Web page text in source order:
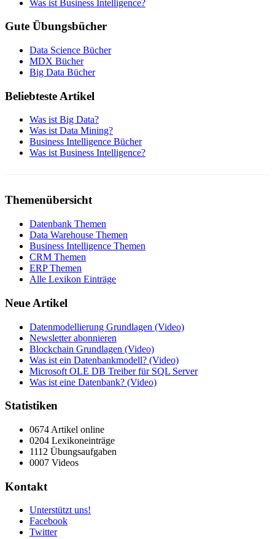
Was ist Business Intelligence?
Gute Übungsbücher
Data Science Bücher
MDX Bücher
Big Data Bücher
Beliebteste Artikel
Was ist Big Data?
Was ist Data Mining?
Business Intelligence Bücher
Was ist Business Intelligence?
Themenübersicht
Datenbank Themen
Data Warehouse Themen
Business Intelligence Themen
CRM Themen
ERP Themen
Alle Lexikon Einträge
Neue Artikel
Datenmodellierung Grundlagen (Video)
Newsletter abonnieren
Blockchain Grundlagen (Video)
Was ist ein Datenbankmodell? (Video)
Microsoft OLE DB Treiber für SQL Server
Was ist eine Datenbank? (Video)
Statistiken
0674 Artikel online
0204 Lexikoneinträge
1112 Übungsaufgaben
0007 Videos
Kontakt
Unterstützt uns!
Facebook
Twitter